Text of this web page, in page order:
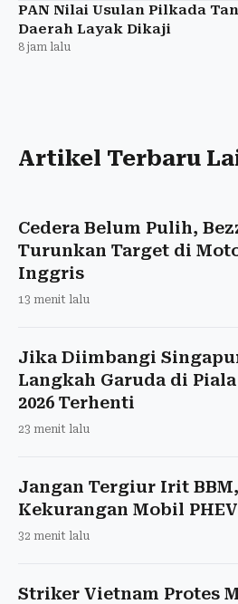
PAN Nilai Usulan Pilkada
Daerah Layak Dikaji
8 jam lalu
Artikel Terbaru
Cedera Belum Pulih,
Turunkan Target di
Inggris
13 menit lalu
Jika Diimbangi
Langkah Garuda di Piala
2026 Terhenti
23 menit lalu
Jangan Tergiur Irit
Kekurangan Mobil PHEV
32 menit lalu
Striker Vietnam Protes